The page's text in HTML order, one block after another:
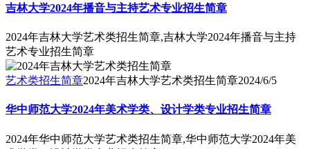
吉林大学2024年播音与主持艺术专业招生简章
2024年吉林大学艺术类招生简章,吉林大学2024年播音与主持
艺术专业招生简章
艺术类招生简章2024年吉林大学艺术类招生简章2024/6/5
华中师范大学2024年美术学类、设计学类专业招生简章
2024年华中师范大学艺术类招生简章,华中师范大学2024年美